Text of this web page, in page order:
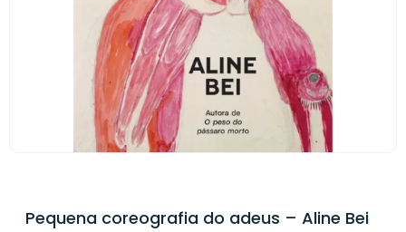
Pequena coreografia do adeus – Aline Bei